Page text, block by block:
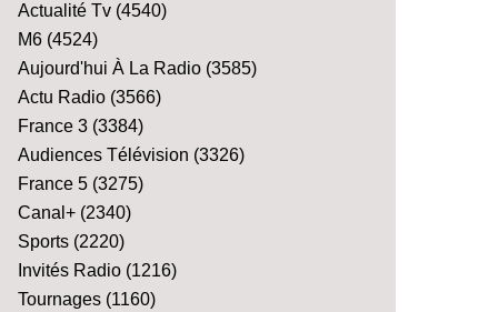
Actualité Tv (4540)
M6 (4524)
Aujourd'hui À La Radio (3585)
Actu Radio (3566)
France 3 (3384)
Audiences Télévision (3326)
France 5 (3275)
Canal+ (2340)
Sports (2220)
Invités Radio (1216)
Tournages (1160)